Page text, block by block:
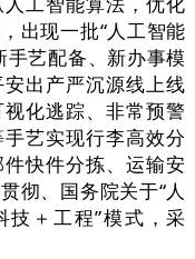
出现一批“人工智能
手艺配备、新办事模
出产严沉源线上线
化逃踪、非常预警
艺实现行李高效分
快件分拣、运输安
彻、国务院关于“人
技＋工程”模式，采